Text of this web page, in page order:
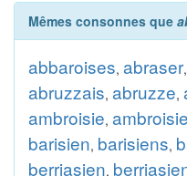
Mêmes consonnes que
abbaroises, abraser,
abruzzais, abruzze,
ambroisie,
barisien, barisiens,
berriasien,